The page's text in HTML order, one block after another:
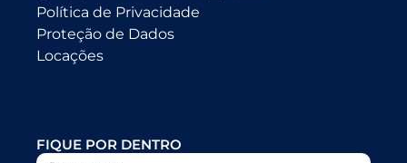
Política de Privacidade
Proteção de Dados
Locações
FIQUE POR DENTRO